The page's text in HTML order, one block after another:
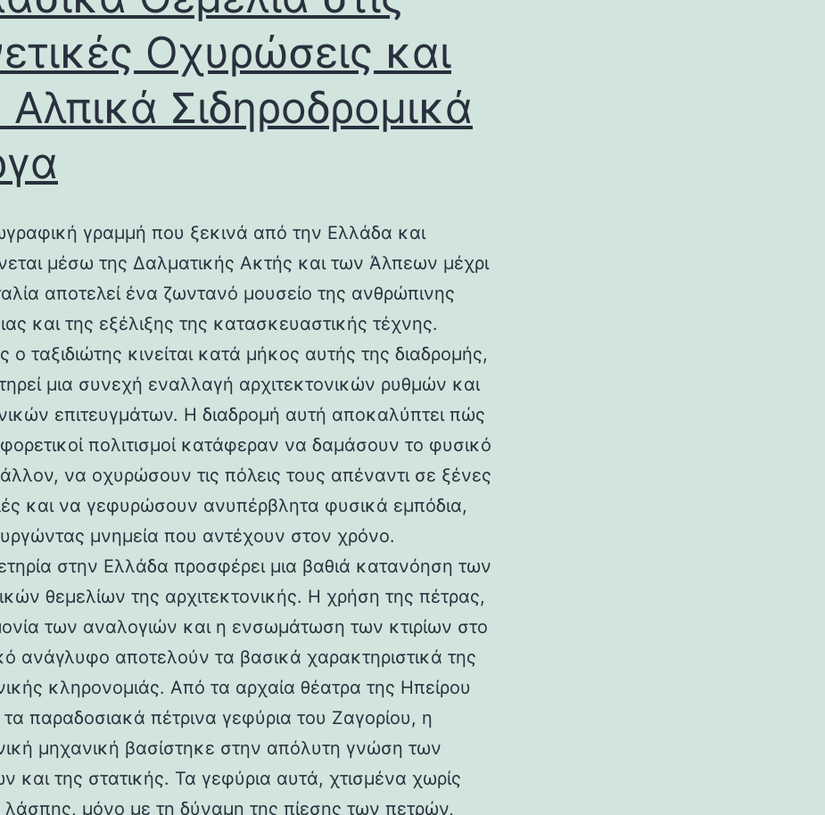
Οχυρώσεις και
Αλπικά Σιδηροδρομικά
γραμμή που ξεκινά από την Ελλάδα και
μέσω της Δαλματικής Ακτής και των Άλπεων μέχρι
αποτελεί ένα ζωντανό μουσείο της ανθρώπινης
και της εξέλιξης της κατασκευαστικής τέχνης.
ο ταξιδιώτης κινείται κατά μήκος αυτής της διαδρομής,
μια συνεχή εναλλαγή αρχιτεκτονικών ρυθμών και
επιτευγμάτων. Η διαδρομή αυτή αποκαλύπτει πώς
πολιτισμοί κατάφεραν να δαμάσουν το φυσικό
να οχυρώσουν τις πόλεις τους απέναντι σε ξένες
και να γεφυρώσουν ανυπέρβλητα φυσικά εμπόδια,
μνημεία που αντέχουν στον χρόνο.
στην Ελλάδα προσφέρει μια βαθιά κατανόηση των
θεμελίων της αρχιτεκτονικής. Η χρήση της πέτρας,
των αναλογιών και η ενσωμάτωση των κτιρίων στο
ανάγλυφο αποτελούν τα βασικά χαρακτηριστικά της
κληρονομιάς. Από τα αρχαία θέατρα της Ηπείρου
τα παραδοσιακά πέτρινα γεφύρια του Ζαγορίου, η
μηχανική βασίστηκε στην απόλυτη γνώση των
και της στατικής. Τα γεφύρια αυτά, χτισμένα χωρίς
λάσπης, μόνο με τη δύναμη της πίεσης των πετρών,